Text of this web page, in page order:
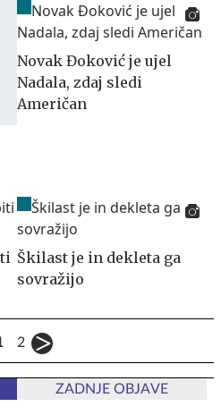
Novak Đoković je ujel
Nadala, zdaj sledi
Američan
Škilast je in dekleta ga
sovražijo
2
ZADNJE OBJAVE